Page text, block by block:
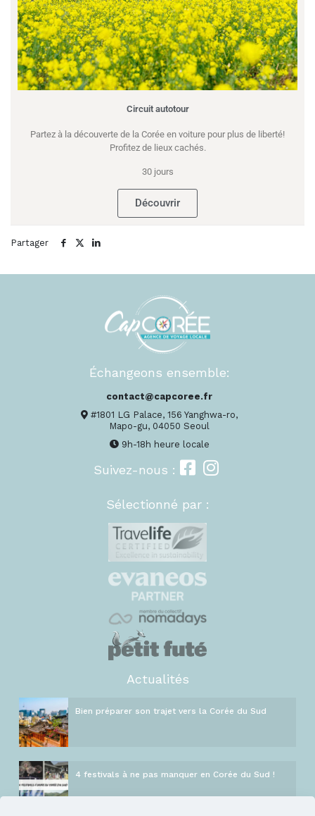
Circuit autotour
Partez à la découverte de la Corée en voiture pour plus de liberté!
Profitez de lieux cachés.
30 jours
Découvrir
Partager
Échangeons ensemble:
contact@capcoree.fr
#1801 LG Palace, 156 Yanghwa-ro,
Mapo-gu, 04050 Seoul
9h-18h heure locale
Suivez-nous :
Sélectionné par :
Actualités
Bien préparer son trajet vers la Corée du Sud
4 festivals à ne pas manquer en Corée du Sud !